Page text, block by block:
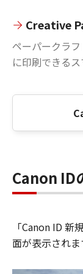
Creative
ペーパークラ
に印刷できるス
Canon ID
「Canon ID
面が表示されま